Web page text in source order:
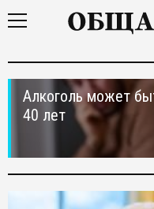
Алкоголь может
40 лет